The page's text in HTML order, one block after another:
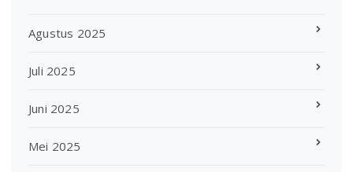
Agustus 2025
Juli 2025
Juni 2025
Mei 2025